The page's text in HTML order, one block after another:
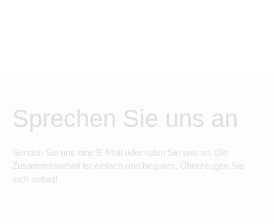
Sprechen Sie uns an
Senden Sie uns eine E-Mail oder rufen Sie uns an. Die
Zusammenarbeit ist einfach und bequem. Überzeugen Sie
sich selbst!